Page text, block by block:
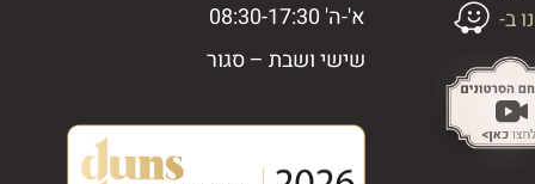
ב-
א'-ה' 08:30-17:30
שישי ושבת – סגור